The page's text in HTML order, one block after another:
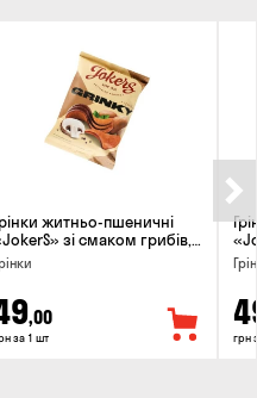
житньо-пшеничні
зі смаком грибів,
,00
за 1 шт
80г
грн